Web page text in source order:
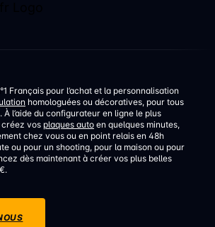
Français pour l’achat et la personnalisation
homologuées ou décoratives, pour tous
l’aide du configurateur en ligne le plus
créez vos plaques auto en quelques minutes,
chez vous ou en point relais en 48h
ou pour un shooting, pour la maison ou pour
dès maintenant à créer vos plus belles